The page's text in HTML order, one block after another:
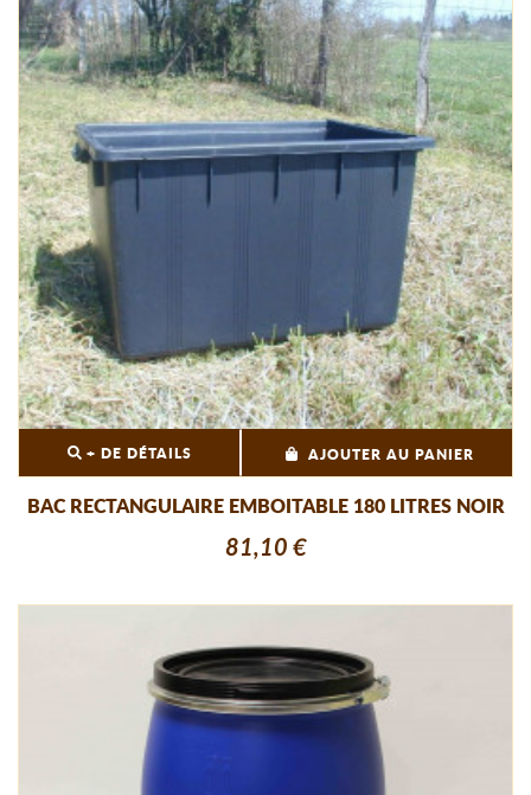
+ DE DÉTAILS AJOUTER AU PANIER
BAC RECTANGULAIRE EMBOITABLE 180 LITRES NOIR
81,10 €